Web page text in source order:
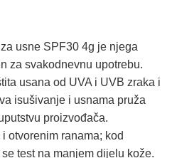
usne SPF30 4g je njega
za svakodnevnu upotrebu.
usana od UVA i UVB zraka i
isušivanje i usnama pruža
proizvođača.
otvorenim ranama; kod
test na manjem dijelu kože.